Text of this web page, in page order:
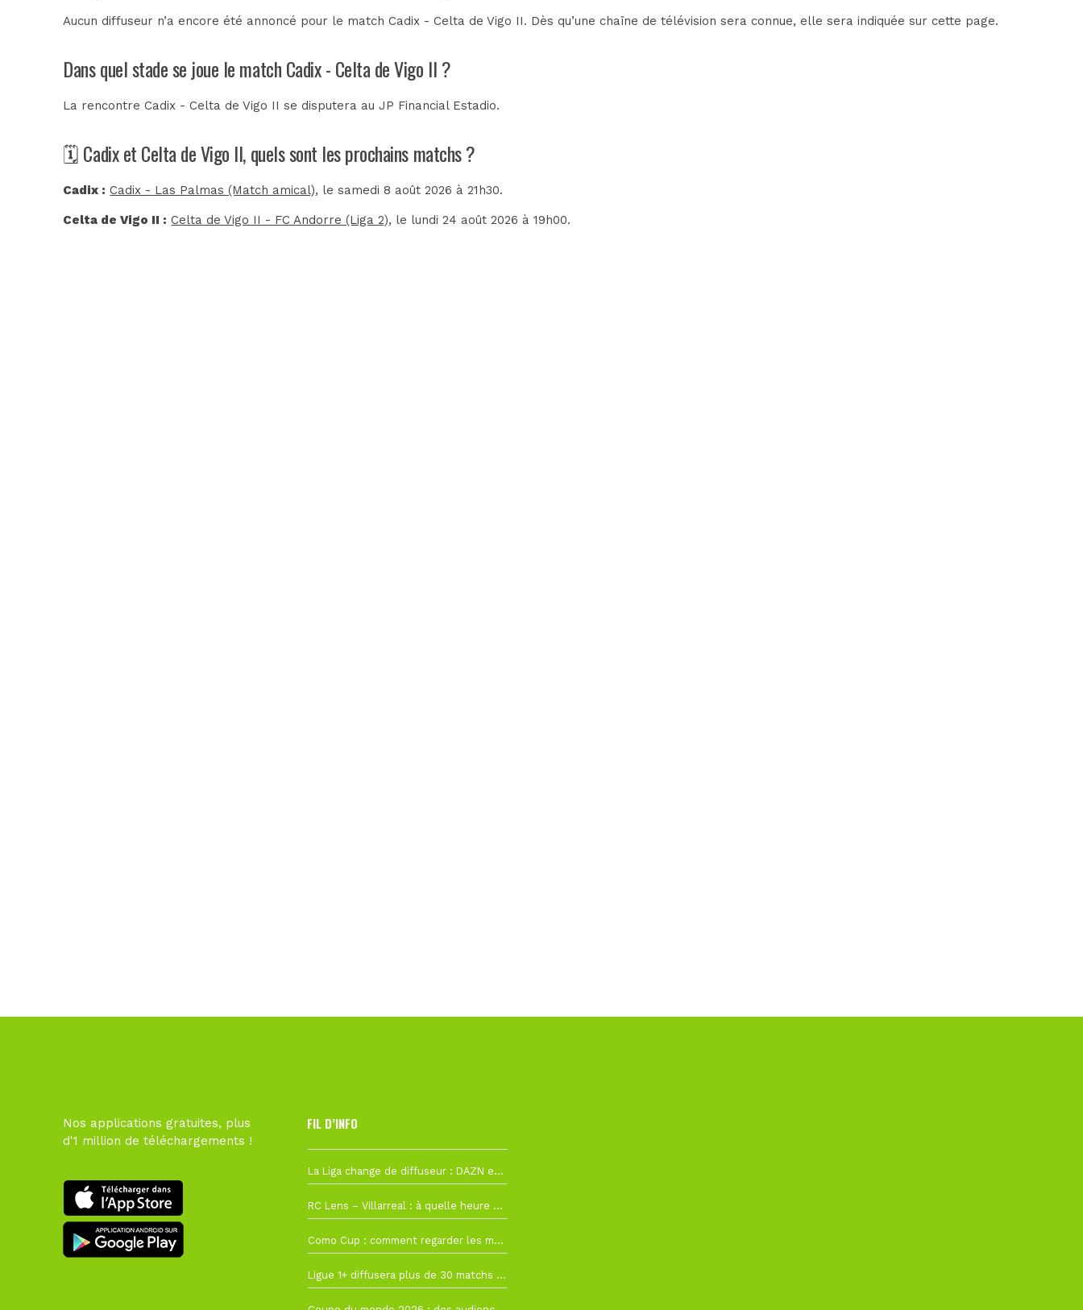
Aucun diffuseur n’a encore été annoncé pour le match Cadix - Celta de Vigo II. Dès qu’une chaîne de télévision sera connue, elle sera indiquée sur cette page.
Dans quel stade se joue le match Cadix - Celta de Vigo II ?
La rencontre Cadix - Celta de Vigo II se disputera auJP Financial Estadio.
🗓️ Cadix et Celta de Vigo II, quels sont les prochains matchs ?
Cadix : Cadix - Las Palmas (Match amical), le samedi 8 août 2026 à 21h30.
Celta de Vigo II : Celta de Vigo II - FC Andorre (Liga 2), le lundi 24 août 2026 à 19h00.
Nos applications gratuites, plus
d'1 million de téléchargements !
FIL D’INFO
La Liga change de diffuseur : DAZN et Disney+ remplacent beIN Sports !
RC Lens – Villarreal : à quelle heure et sur quelle chaîne voir la finale de la Como Cup ?
Como Cup : comment regarder les matchs du RC Lens en direct ?
Ligue 1+ diffusera plus de 30 matchs amicaux avant la reprise de la Ligue 1